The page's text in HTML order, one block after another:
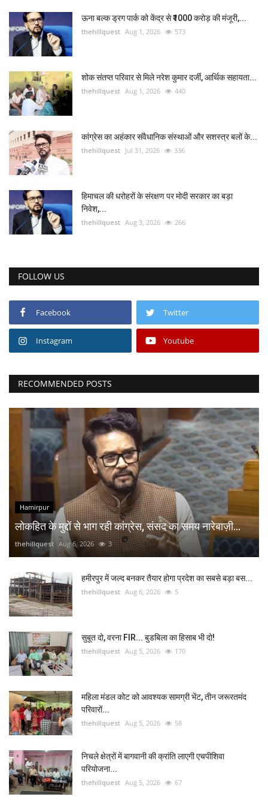
ऊना बल्क ड्रग पार्क को केंद्र से ₹1000 करोड़ की मंजूरी,...
thehillquest Aug 1, 2026 573
शोक संतप्त परिवार से मिले नरेश कुमार दर्जी, आर्थिक सहायता...
thehillquest Aug 1, 2026 440
कांग्रेस का अहंकार संवैधानिक संस्थाओं और सशस्त्र बलों के...
thehillquest Jul 31, 2026 336
हिमाचल की धरोहरों के संरक्षण पर मोदी सरकार का बड़ा
निवेश,...
thehillquest Aug 3, 2026 266
FOLLOW US
Facebook Twitter
Instagram Youtube
RECOMMENDED POSTS
Hamirpur
लोकहित के मुद्दों से भाग रही कांग्रेस, संसद का समय नारेबाज़ी...
thehillquest Aug 6, 2026 3
हमीरपुर में जल्द बनकर तैयार होगा प्रदेश का सबसे बड़ा बस...
thehillquest Aug 6, 2026 5
सुबूत दो, वरना FIR... बुडबिला का हिसाब भी दो!
thehillquest Aug 5, 2026 170
महिला मंडल कोट को आवश्यक सामग्री भेंट, तीन जरूरतमंद
परिवारों...
thehillquest Aug 5, 2026 58
निचले क्षेत्रों में बागवानी की क्रांति लाएगी एचपीशिवा
परियोजना...
thehillquest Aug 5, 2026 67